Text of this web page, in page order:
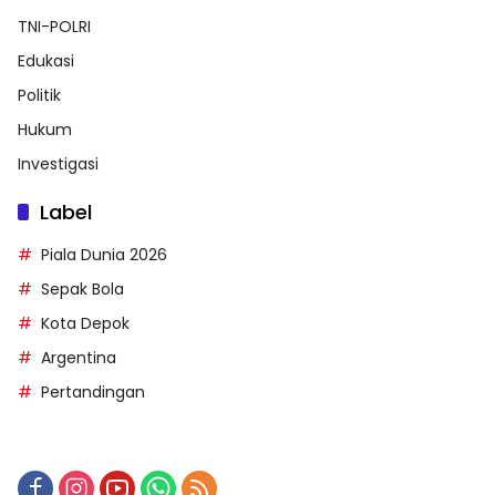
TNI-POLRI
Edukasi
Politik
Hukum
Investigasi
Label
Piala Dunia 2026
Sepak Bola
Kota Depok
Argentina
Pertandingan